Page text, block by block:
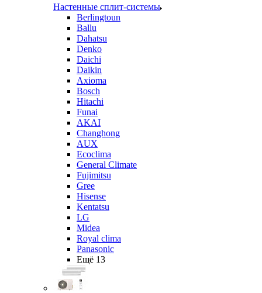
Настенные сплит-системы
Berlingtoun
Ballu
Dahatsu
Denko
Daichi
Daikin
Axioma
Bosch
Hitachi
Funai
AKAI
Changhong
AUX
Ecoclima
General Climate
Fujimitsu
Gree
Hisense
Kentatsu
LG
Midea
Royal clima
Panasonic
Ещё 13